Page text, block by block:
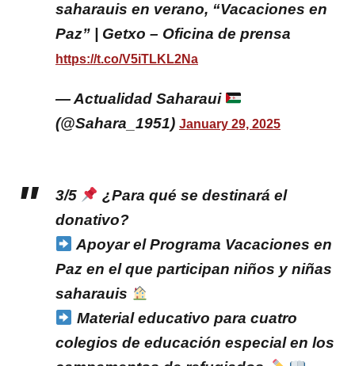
saharauis en verano, “Vacaciones en
Paz” | Getxo – Oficina de prensa
https://t.co/V5iTLKL2Na
— Actualidad Saharaui
(@Sahara_1951) January 29, 2025
3/5
¿Para qué se destinará el
donativo?
Apoyar el Programa Vacaciones en
Paz en el que participan niños y niñas
saharauis
Material educativo para cuatro
colegios de educación especial en los